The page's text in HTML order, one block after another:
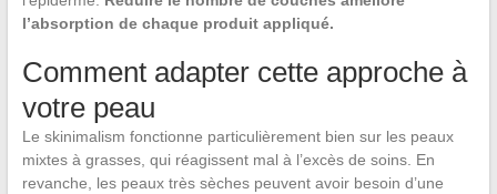
l’absorption de chaque produit appliqué.
Comment adapter cette approche à
votre peau
Le skinimalism fonctionne particulièrement bien sur les peaux
mixtes à grasses, qui réagissent mal à l’excès de soins. En
revanche, les peaux très sèches peuvent avoir besoin d’une